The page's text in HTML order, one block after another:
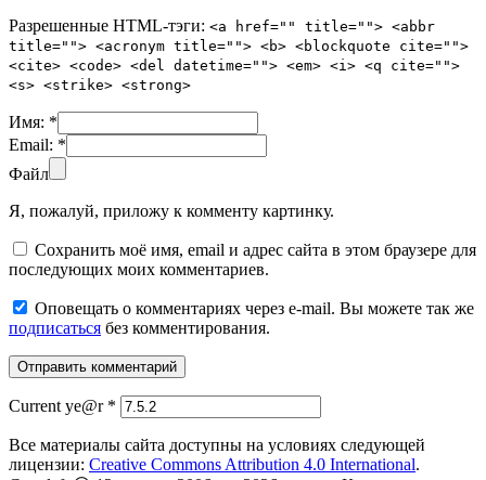
Разрешенные HTML-тэги: <a href="" title=""> <abbr
title=""> <acronym title=""> <b> <blockquote cite="">
<cite> <code> <del datetime=""> <em> <i> <q cite="">
<s> <strike> <strong>
Имя: *
Email: *
Файл
Я, пожалуй, приложу к комменту картинку.
Сохранить моё имя, email и адрес сайта в этом браузере для
последующих моих комментариев.
Оповещать о комментариях через e-mail. Вы можете так же
подписаться без комментирования.
Current ye@r *
Все материалы сайта доступны на условиях следующей
лицензии: Creative Commons Attribution 4.0 International.